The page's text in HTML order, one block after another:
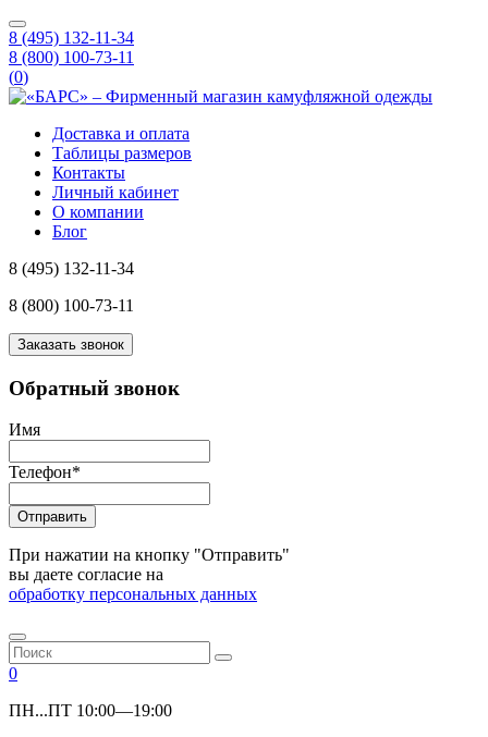
8 (495) 132-11-34
8 (800) 100-73-11
(0)
Доставка и оплата
Таблицы размеров
Контакты
Личный кабинет
О компании
Блог
8 (495) 132-11-34
8 (800) 100-73-11
Заказать звонок
Обратный звонок
Имя
Телефон*
Отправить
При нажатии на кнопку "Отправить"
вы даете согласие на
обработку персональных данных
0
ПН...ПТ 10:00—19:00